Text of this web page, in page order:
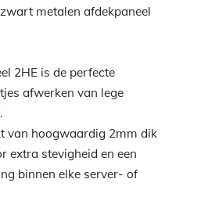
metalen afdekpaneel
2HE is de perfecte
afwerken van lege
van hoogwaardig 2mm dik
extra stevigheid en een
binnen elke server- of